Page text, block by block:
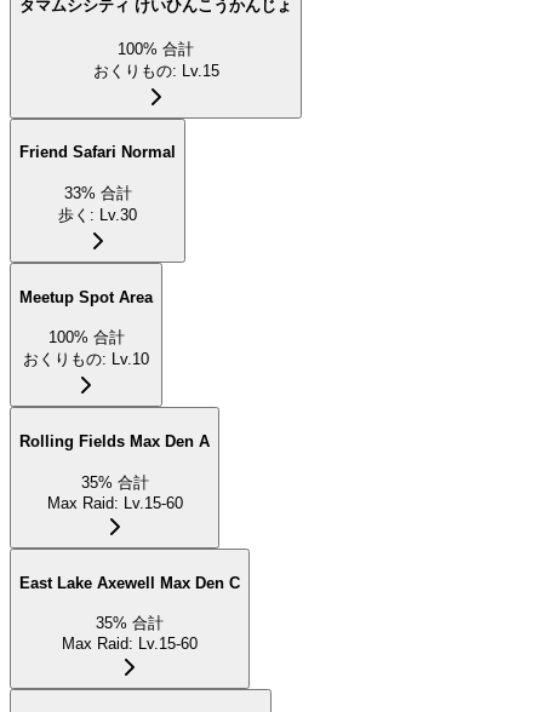
タマムシシティ けいひんこうかんじょ
100% 合計
おくりもの: Lv.15
Friend Safari Normal
33% 合計
歩く : Lv.30
Meetup Spot Area
100% 合計
おくりもの: Lv.10
Rolling Fields Max Den A
35% 合計
Max Raid: Lv.15-60
East Lake Axewell Max Den C
35% 合計
Max Raid: Lv.15-60